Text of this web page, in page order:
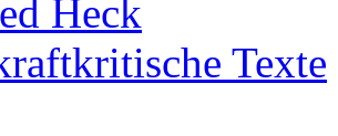
Heck
Texte